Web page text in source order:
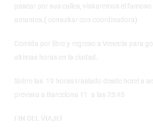
pasear por sus calles, visitaremos el
amantes.( consultar con coordinadora)
Comida por libre y regreso a Venecia para
ultimas horas en la ciudad.
Sobre las 19 horas traslado desde hotel a
prevista a Barcelona T1 a las 23:45
FIN DEL VIAJE!